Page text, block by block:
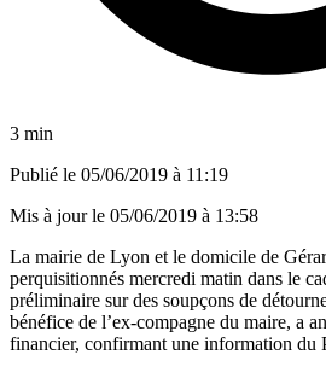
3 min
Publié le 05/06/2019 à 11:19
Mis à jour le 05/06/2019 à 13:58
La mairie de Lyon et le domicile de
perquisitionnés mercredi matin dans le
préliminaire sur des soupçons de
bénéfice de l’ex-compagne du maire, a
financier, confirmant une information du